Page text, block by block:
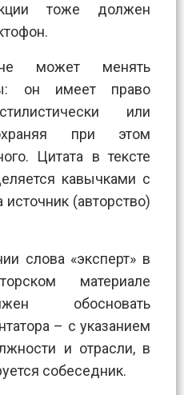
тоже должен
может менять
он имеет право
или
при этом
Цитата в тексте
кавычками с
(авторство)
слова «эксперт» в
материале
обосновать
– с указанием
и отрасли, в
собеседник.